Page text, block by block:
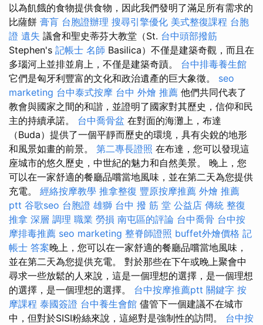
以為飢餓的食物提供食物，因此我們發明了滿足所有需求的
比薩餅 膏肓 台胞證辦理 搜尋引擎優化 美式整復課程 台胞
證 遺失 議會和聖史蒂芬大教堂（St. 台中頭部撥筋
Stephen's 記帳士 名師 Basilica）不僅是建築奇觀，而且在
多瑙河上並排並肩上，不僅是建築奇蹟。 台中排毒養生館
它們是匈牙利豐富的文化和政治遺產的巨大象徵。 seo
marketing 台中泰式按摩 台中 外燴 推薦 他們共同代表了
教會與國家之間的和諧，並證明了國家對其歷史，信仰和民
主的持續承諾。 台中喬骨盆 在對面的海灘上，布達
（Buda）提供了一個平靜而歷史的環境，具有尖銳的地形
和風景如畫的前景。 第二專長證照 在布達，您可以發現這
座城市的悠久歷史，中世紀的魅力和自然美景。 晚上，您
可以在一家舒適的餐廳品嚐當地風味，並在第二天為您提供
充電。 經絡按摩教學 推拿整復 豐原按摩推薦 外燴 推薦
ptt 谷歌seo 台胞證 雄獅 台中 撥 筋 堂 公益店 傳統 整復
推拿 深層 調理 職業 勞損 南屯區的評論 台中喬骨 台中按
摩排毒推薦 seo marketing 整脊師證照 buffet外燴價格 記
帳士 答案晚上，您可以在一家舒適的餐廳品嚐當地風味，
並在第二天為您提供充電。 對於那些在下午或晚上聚會中
尋求一些放鬆的人來說，這是一個理想的選擇，是一個理想
的選擇，是一個理想的選擇。 台中按摩推薦ptt 關鍵字 按
摩課程 泰國簽證 台中養生會館 儘管下一個建議不在城市
中，但對於SISI粉絲來說，這絕對是強制性的訪問。 台中按